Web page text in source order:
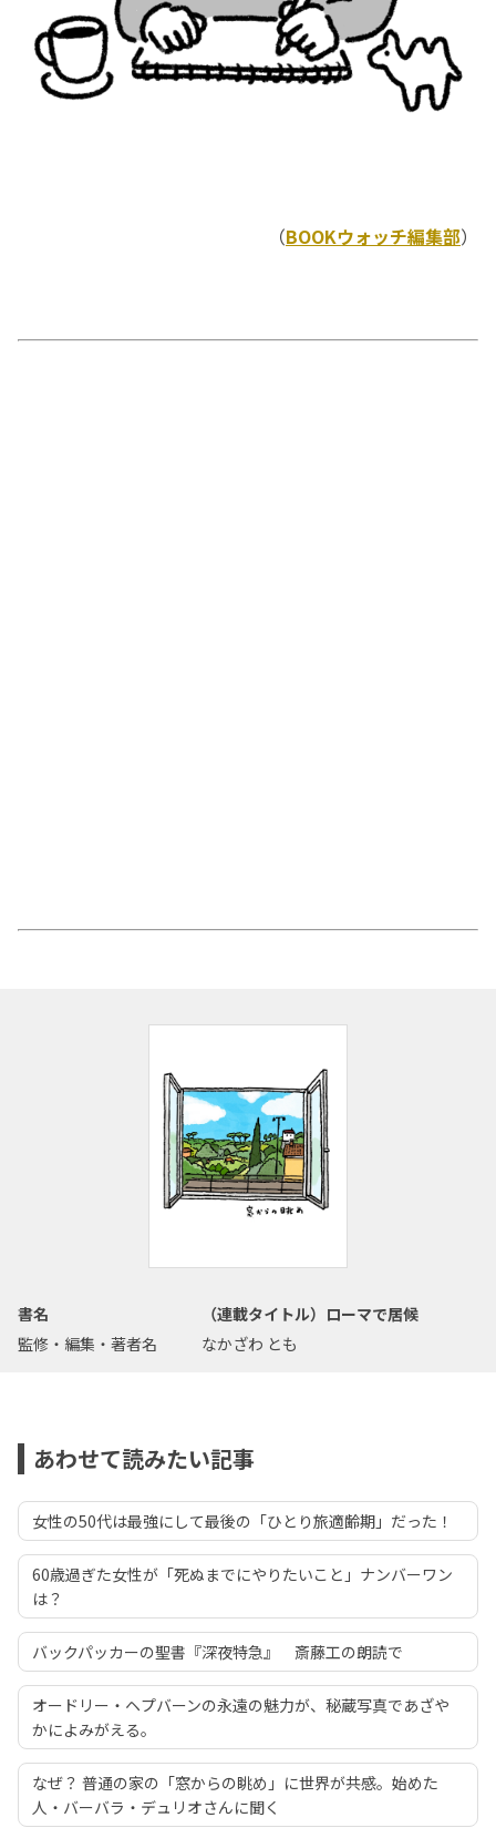
（BOOKウォッチ編集部）
書名
（連載タイトル）ローマで居候
監修・編集・著者名
なかざわ とも
あわせて読みたい記事
女性の50代は最強にして最後の「ひとり旅適齢期」だった！
60歳過ぎた女性が「死ぬまでにやりたいこと」ナンバーワン
は？
バックパッカーの聖書『深夜特急』 斎藤工の朗読で
オードリー・ヘプバーンの永遠の魅力が、秘蔵写真であざや
かによみがえる。
なぜ？ 普通の家の「窓からの眺め」に世界が共感。始めた
人・バーバラ・デュリオさんに聞く